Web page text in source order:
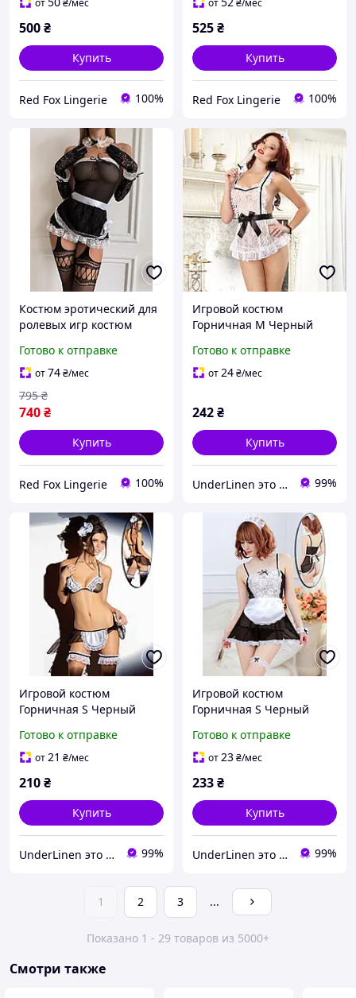
от ₴/мес
500₴
Купить
Red Fox Lingerie 100%
от ₴/мес
525₴
Купить
Red Fox Lingerie 100%
Костюм эротический для
ролевых игр костюм
Готово к отправке
от74₴/мес
740₴
795 ₴
Купить
Red Fox Lingerie 100%
Игровой костюм
Горничная M Черный
Готово к отправке
от24₴/мес
242₴
Купить
UnderLinen это оптово-розничный интернет-магазин эротического белья. 99%
Игровой костюм
Горничная S Черный
Готово к отправке
от21 ₴/мес
210₴
Купить
UnderLinen это оптово-розничный интернет-магазин эротического белья. 99%
Игровой костюм
Горничная S Черный
Готово к отправке
от23₴/мес
233₴
Купить
UnderLinen это оптово-розничный интернет-магазин эротического белья. 99%
1 2 3 ...
Показано 1 - 29 товаров из 5000+
Смотри также